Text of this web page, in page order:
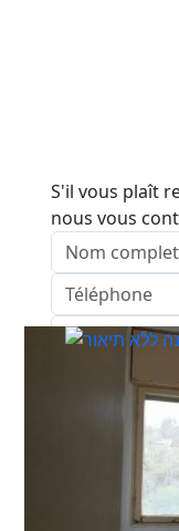
S'il vous plaît
nous vous
Envoyer